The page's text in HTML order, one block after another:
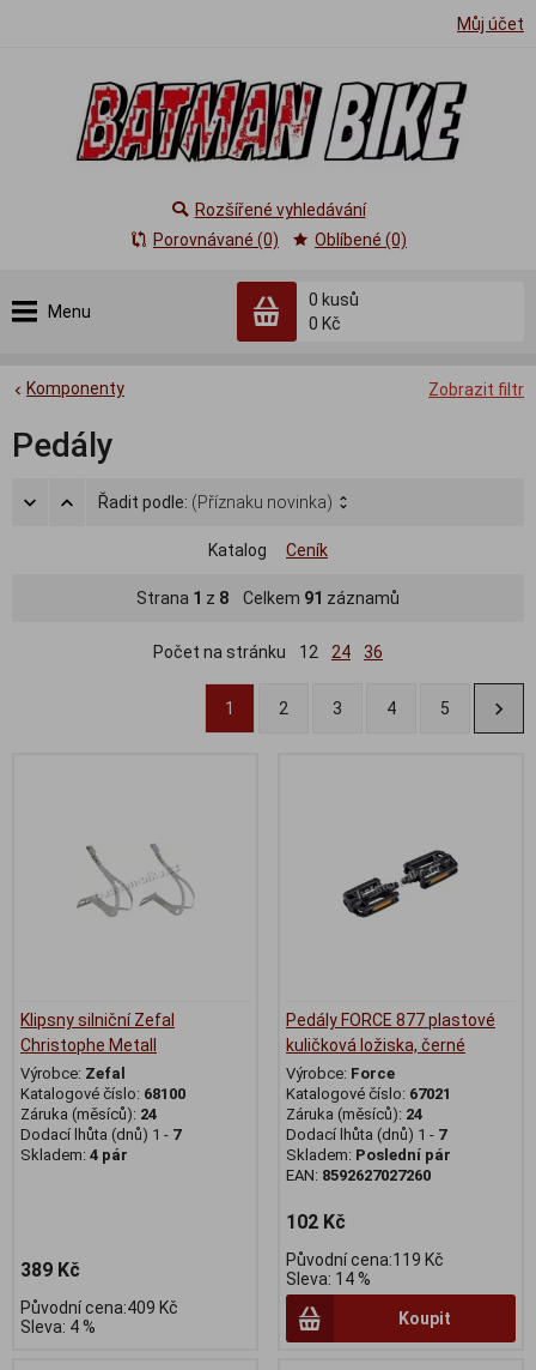
Můj účet
Menu
0 kusů
0 Kč
Rozšířené vyhledávání
Porovnávané (0)
Oblíbené (0)
Zobrazit filtr
Komponenty
Pedály
Řadit podle: (Příznaku novinka)
Katalog Ceník
Strana 1 z 8 Celkem 91 záznamů
Počet na stránku 12 24 36
1 2 3 4 5
Klipsny silniční Zefal
Christophe Metall
Výrobce: Zefal
Katalogové číslo: 68100
Záruka (měsíců): 24
Dodací lhůta (dnů) 1 - 7
Skladem: 4 pár
389 Kč
Původní cena:409 Kč
Sleva: 4 %
Pedály FORCE 877 plastové
kuličková ložiska, černé
Výrobce: Force
Katalogové číslo: 67021
Záruka (měsíců): 24
Dodací lhůta (dnů) 1 - 7
Skladem: Poslední pár
EAN: 8592627027260
102 Kč
Původní cena:119 Kč
Sleva: 14 %
Koupit